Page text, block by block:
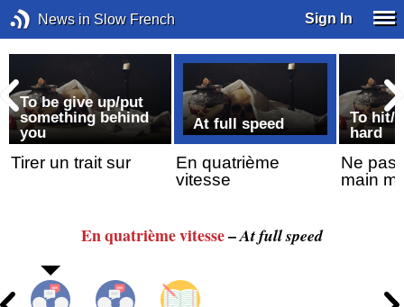
News in Slow French Sign In
To be give up/put
something behind
you
Tirer un trait sur
At full speed
En quatrième
vitesse
To hit/
hard
Ne pas
main
En quatrième vitesse–At full speed